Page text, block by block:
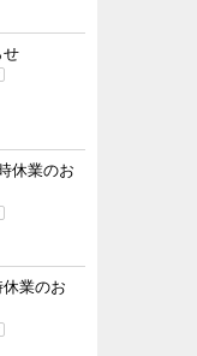
せ
休業のお
業のお